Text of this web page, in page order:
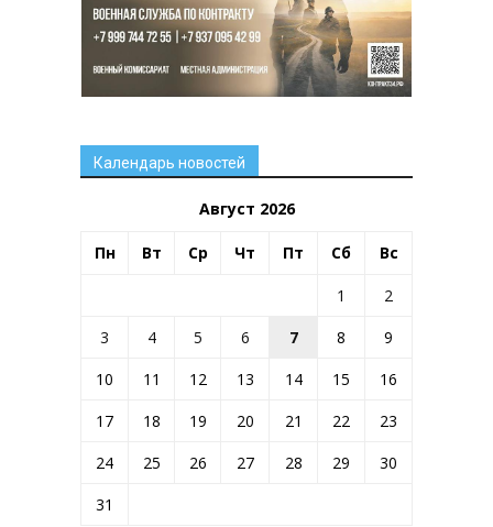
Календарь новостей
Август 2026
Пн Вт Ср Чт Пт Сб Вс
1
2
3
4 5 6 7 8
9
10
11 12 13 14 15
16
17
18 19 20 21 22
23
24
25 26 27 28 29
30
31